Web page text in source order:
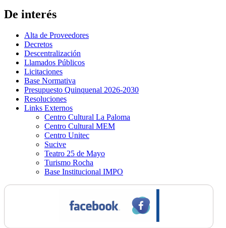
De interés
Alta de Proveedores
Decretos
Descentralización
Llamados Públicos
Licitaciones
Base Normativa
Presupuesto Quinquenal 2026-2030
Resoluciones
Links Externos
Centro Cultural La Paloma
Centro Cultural MEM
Centro Unitec
Sucive
Teatro 25 de Mayo
Turismo Rocha
Base Institucional IMPO